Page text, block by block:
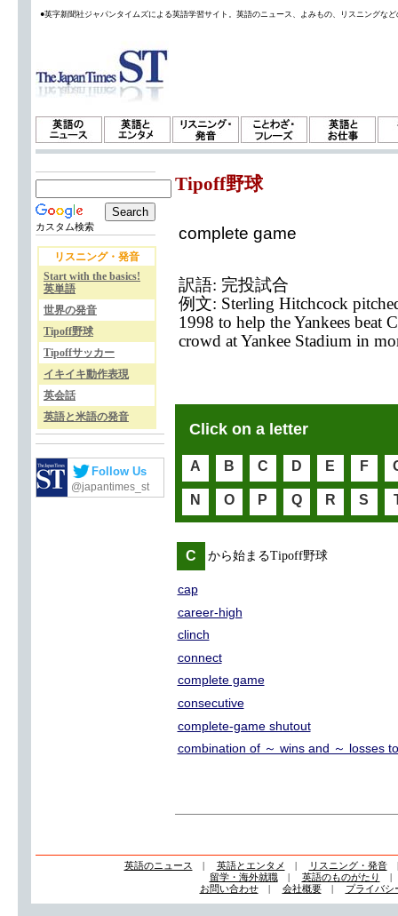
●英字新聞社ジャパンタイムズによる英語学習サイト。英語のニュース、よみもの、リスニングな
カスタム検索
リスニング・発音
Start with the basics!
英単語
世界の発音
Tipoff野球
Tipoffサッカー
イキイキ動作表現
英会話
英語と米語の発音
Follow Us
@japantimes_st
Tipoff野球
complete game
訳語: 完投試合
例文: Sterling Hitchcock
1998 to help the Yankees beat
crowd at Yankee Stadium in
Click on a letter
A B C D E F
N O P Q R S
C から始まるTipoff野球
cap
career-high
clinch
connect
complete game
consecutive
complete-game shutout
combination of ～ wins and ～ losses
英語のニュース | 英語とエンタメ | リスニング・発音
留学・海外就職| 英語のものがたり
お問い合わせ| 会社概要| プライバシ